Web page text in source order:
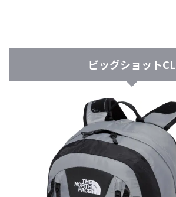
ビッグショットCL